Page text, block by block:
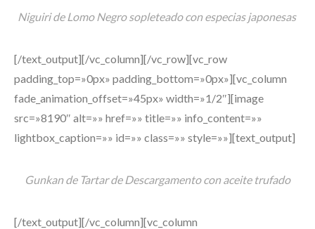
Niguiri de Lomo Negro sopleteado con especias japonesas
[/text_output][/vc_column][/vc_row][vc_row
padding_top=»0px» padding_bottom=»0px»][vc_column
fade_animation_offset=»45px» width=»1/2″][image
src=»8190″ alt=»» href=»» title=»» info_content=»»
lightbox_caption=»» id=»» class=»» style=»»][text_output]
Gunkan de Tartar de Descargamento con aceite trufado
[/text_output][/vc_column][vc_column